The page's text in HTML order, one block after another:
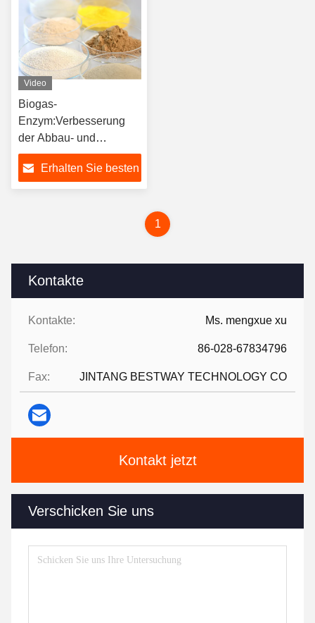
Kontakte
Kontakte: Ms. mengxue xu
Telefon: 86-028-67834796
Fax: JINTANG BESTWAY TECHNOLOGY CO
Kontakt jetzt
Verschicken Sie uns
Video
Biogas-
Enzym:Verbesserung
der Abbau- und
Abbaurate der
Biomasse,
Erhalten Sie besten
1